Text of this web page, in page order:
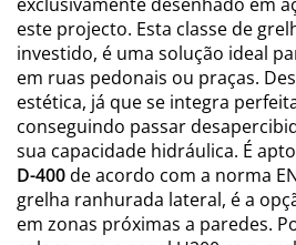
este projecto. Esta classe de
investido, é uma solução ideal
em ruas pedonais ou praças.
estética, já que se integra
conseguindo passar
sua capacidade hidráulica. É
D-400de acordo com a norma
grelha ranhurada lateral, é a
em zonas próximas a paredes.